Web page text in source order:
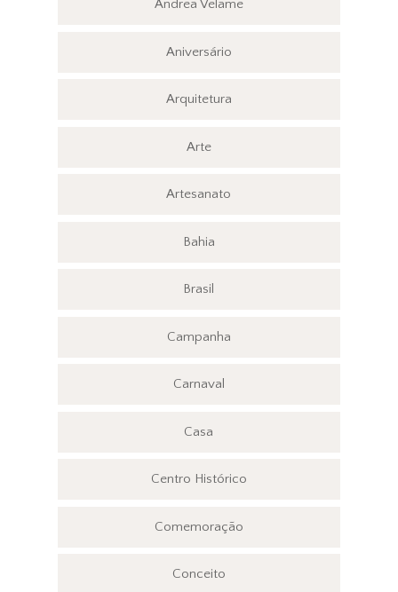
Andrea Velame
Aniversário
Arquitetura
Arte
Artesanato
Bahia
Brasil
Campanha
Carnaval
Casa
Centro Histórico
Comemoração
Conceito